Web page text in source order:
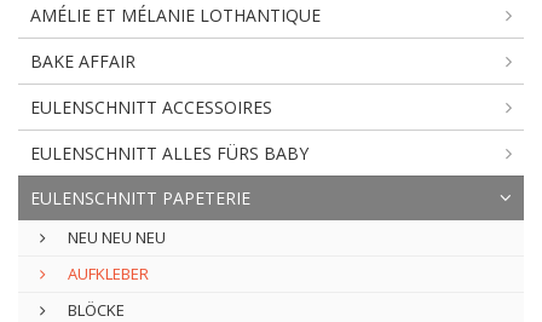
AMÉLIE ET MÉLANIE LOTHANTIQUE
BAKE AFFAIR
EULENSCHNITT ACCESSOIRES
EULENSCHNITT ALLES FÜRS BABY
EULENSCHNITT PAPETERIE
NEU NEU NEU
AUFKLEBER
BLÖCKE